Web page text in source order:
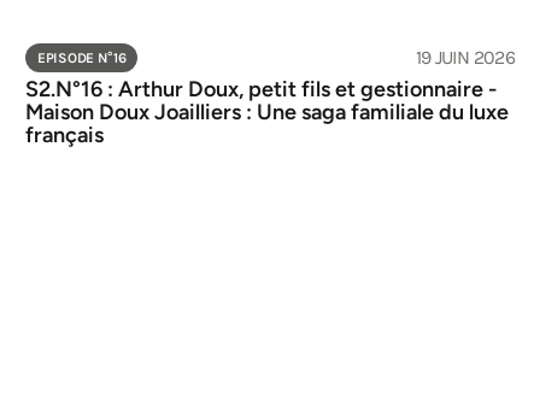
EPISODE N°16 19 JUIN 2026
S2.N°16 : Arthur Doux, petit fils et gestionnaire -
Maison Doux Joailliers : Une saga familiale du luxe
français